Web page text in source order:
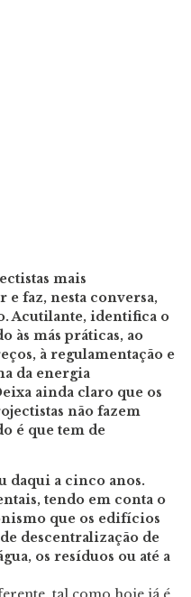
mais
e faz, nesta conversa,
Acutilante, identifica o
às más práticas, ao
à regulamentação e
da energia
ainda claro que os
não fazem
é que tem de
daqui a cinco anos.
tendo em conta o
que os edifícios
descentralização de
os resíduos ou até a